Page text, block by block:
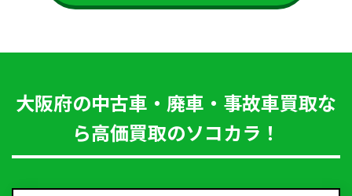
大阪府の中古車・廃車・事故車買取な
ら高価買取のソコカラ！